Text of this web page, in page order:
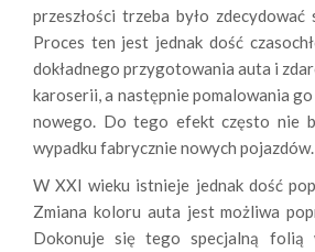
przeszłości trzeba było
Proces ten jest jednak dość
dokładnego przygotowania auta i
karoserii, a następnie pomalowania
nowego. Do tego efekt często nie
wypadku fabrycznie nowych pojazdów.
W XXI wieku istnieje jednak dość
Zmiana koloru auta jest możliwa
Dokonuje się tego specjalną folią